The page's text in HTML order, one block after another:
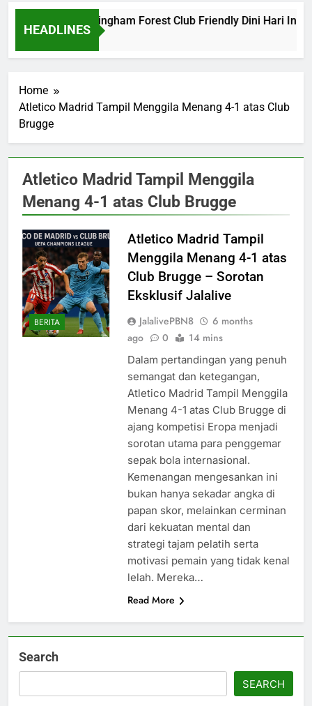
HEADLINES
Barcelona vs Nottingham Forest Club Friendly Dini Hari Ini
22 Hours Ago
Home
Atletico Madrid Tampil Menggila Menang 4-1 atas Club
Brugge
Atletico Madrid Tampil Menggila
Menang 4-1 atas Club Brugge
BERITA
Atletico Madrid Tampil
Menggila Menang 4-1 atas
Club Brugge – Sorotan
Eksklusif Jalalive
JalalivePBN8
6 months
ago
0 14 mins
Dalam pertandingan yang penuh
semangat dan ketegangan,
Atletico Madrid Tampil Menggila
Menang 4-1 atas Club Brugge di
ajang kompetisi Eropa menjadi
sorotan utama para penggemar
sepak bola internasional.
Kemenangan mengesankan ini
bukan hanya sekadar angka di
papan skor, melainkan cerminan
dari kekuatan mental dan
strategi tajam pelatih serta
motivasi pemain yang tidak kenal
lelah. Mereka…
Read More
Search
SEARCH